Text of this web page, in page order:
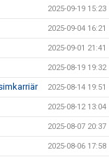
2025-09-19 15:23
2025-09-04 16:21
2025-09-01 21:41
2025-08-19 19:32
2025-08-14 19:51
2025-08-12 13:04
2025-08-07 20:37
2025-08-06 17:58